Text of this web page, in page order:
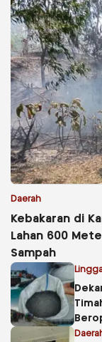
Daerah
Kebakaran di
Lahan 600
Sampah